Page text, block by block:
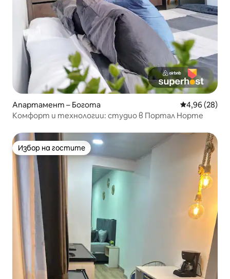
Апартамент – Богота Средна
4,96 (28)
Комфорт и технологии: студио в Портал Норте
Избор на гостите
Избор на гостите